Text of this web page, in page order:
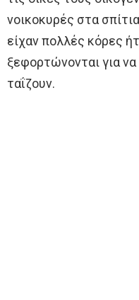
νοικοκυρές στα
είχαν πολλές κόρες
ξεφορτώνονται για
ταΐζουν.